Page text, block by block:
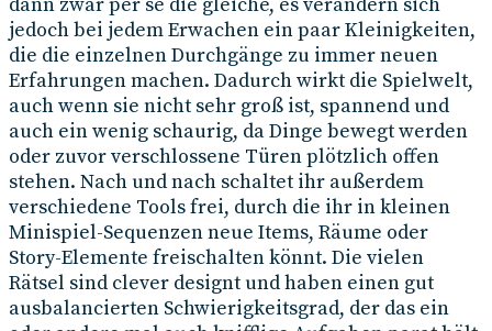
dann zwar per se die gleiche, es verändern sich
jedoch bei jedem Erwachen ein paar Kleinigkeiten,
die die einzelnen Durchgänge zu immer neuen
Erfahrungen machen. Dadurch wirkt die Spielwelt,
auch wenn sie nicht sehr groß ist, spannend und
auch ein wenig schaurig, da Dinge bewegt werden
oder zuvor verschlossene Türen plötzlich offen
stehen. Nach und nach schaltet ihr außerdem
verschiedene Tools frei, durch die ihr in kleinen
Minispiel-Sequenzen neue Items, Räume oder
Story-Elemente freischalten könnt. Die vielen
Rätsel sind clever designt und haben einen gut
ausbalancierten Schwierigkeitsgrad, der das ein